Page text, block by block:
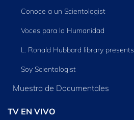
Conoce a un Scientologist
Voces para la Humanidad
L. Ronald Hubbard library presents
Soy Scientologist
Muestra de Documentales
TV EN VIVO